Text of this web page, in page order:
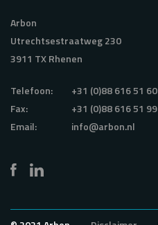
Arbon
Utrechtsestraatweg 230
3911 TX Rhenen
Telefoon:
+31 (0)88 616 51 60
Fax:
+31 (0)88 616 51 99
Email:
info@arbon.nl